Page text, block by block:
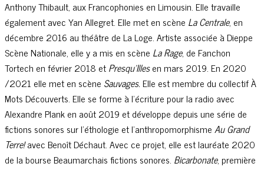
Anthony Thibault, aux Francophonies en Limousin. Elle travaille
également avec Yan Allegret. Elle met en scène La Centrale, en
décembre 2016 au théâtre de La Loge. Artiste associée à Dieppe
Scène Nationale, elle y a mis en scène La Rage, de Fanchon
Tortech en février 2018 etPresqu’Illesen mars 2019. En 2020
/2021 elle met en scène Sauvages.Elle est membre du collectif À
Mots Découverts. Elle se forme à l’écriture pour la radio avec
Alexandre Plank en août 2019 et développe depuis une série de
fictions sonores sur l’éthologie et l’anthropomorphismeAu Grand
Terre!avec Benoît Déchaut. Avec ce projet, elle est lauréate 2020
de la bourse Beaumarchais fictions sonores. Bicarbonate, première